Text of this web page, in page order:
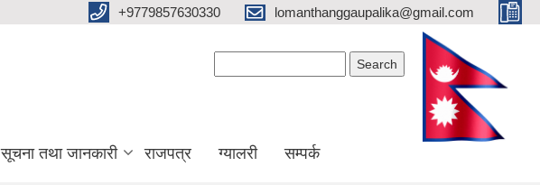
+9779857630330 lomanthanggaupalika@gmail.com
सूचना तथा जानकारी राजपत्र ग्यालरी सम्पर्क